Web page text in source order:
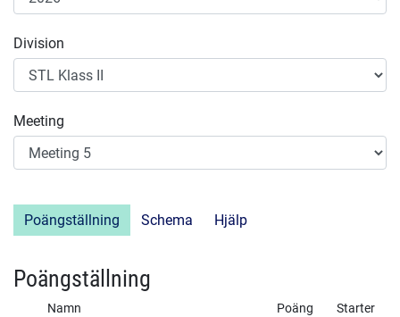
Division
Meeting
Poängställning Schema Hjälp
Poängställning
Namn Poäng
Starter